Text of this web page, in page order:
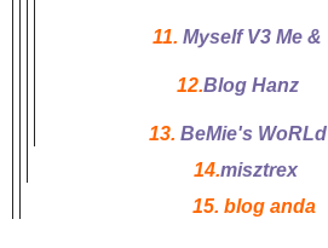
11. Myself V3 Me &
12.Blog Hanz
13. BeMie's WoRLd
14.misztrex
15. blog anda